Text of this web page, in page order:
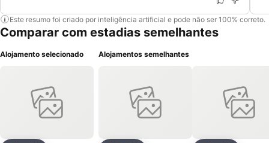
Este resumo foi criado por inteligência artificial e pode não ser 100% correto.
Comparar com estadias semelhantes
Alojamento selecionado Alojamentos semelhantes